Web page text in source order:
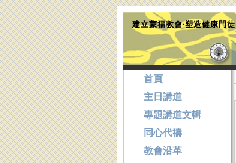
建立蒙福教會‧塑造健康門徒
首頁
主日講道
專題講道文輯
同心代禱
教會沿革